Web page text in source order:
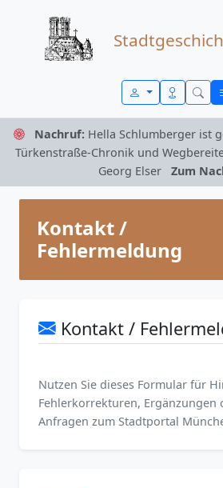
Nachruf: Hella Schlumberger ist
Türkenstraße-Chronik und
Georg Elser
Zum
Kontakt /
Fehlermeldung
Kontakt /
Nutzen Sie dieses Formular für
Fehlerkorrekturen, Ergänzungen
Anfragen zum Stadtportal